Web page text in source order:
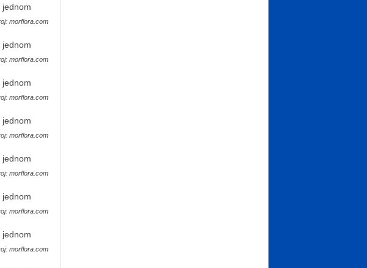
morflora.com
morflora.com
morflora.com
morflora.com
morflora.com
morflora.com
morflora.com